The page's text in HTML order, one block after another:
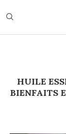
HUILE
BIENFAITS